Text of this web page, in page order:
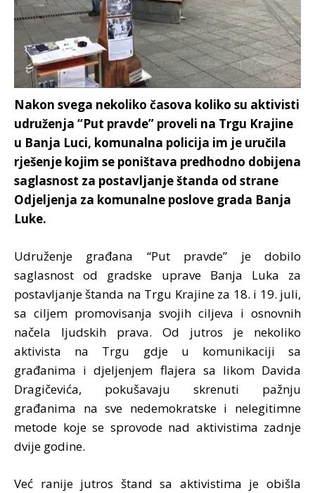
Nakon svega nekoliko časova koliko su aktivisti
udruženja “Put pravde” proveli na Trgu Krajine
u Banja Luci, komunalna policija im je uručila
rješenje kojim se poništava predhodno dobijena
saglasnost za postavljanje štanda od strane
Odjeljenja za komunalne poslove grada Banja
Luke.
Udruženje građana “Put pravde” je dobilo
saglasnost od gradske uprave Banja Luka za
postavljanje štanda na Trgu Krajine za 18. i 19. juli,
sa ciljem promovisanja svojih ciljeva i osnovnih
načela ljudskih prava. Od jutros je nekoliko
aktivista na Trgu gdje u komunikaciji sa
građanima i djeljenjem flajera sa likom Davida
Dragičevića, pokušavaju skrenuti pažnju
građanima na sve nedemokratske i nelegitimne
metode koje se sprovode nad aktivistima zadnje
dvije godine.
Već ranije jutros štand sa aktivistima je obišla